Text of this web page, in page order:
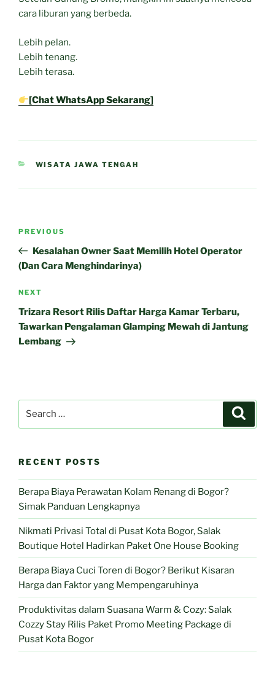
cara liburan yang berbeda.
Lebih pelan.
Lebih tenang.
Lebih terasa.
[Chat WhatsApp Sekarang]
CATEGORIES
WISATA JAWA TENGAH
Post
Previous
Post
PREVIOUS
Kesalahan Owner Saat Memilih Hotel Operator
(Dan Cara Menghindarinya)
Next
Post
NEXT
Trizara Resort Rilis Daftar Harga Kamar Terbaru,
Tawarkan Pengalaman Glamping Mewah di Jantung
Lembang
RECENT POSTS
Berapa Biaya Perawatan Kolam Renang di Bogor?
Simak Panduan Lengkapnya
Nikmati Privasi Total di Pusat Kota Bogor, Salak
Boutique Hotel Hadirkan Paket One House Booking
Berapa Biaya Cuci Toren di Bogor? Berikut Kisaran
Harga dan Faktor yang Mempengaruhinya
Produktivitas dalam Suasana Warm & Cozy: Salak
Cozzy Stay Rilis Paket Promo Meeting Package di
Pusat Kota Bogor